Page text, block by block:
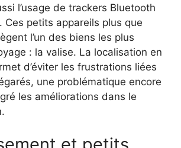
l’usage de trackers Bluetooth
Ces petits appareils plus que
l’un des biens les plus
: la valise. La localisation en
d’éviter les frustrations liées
une problématique encore
les améliorations dans le